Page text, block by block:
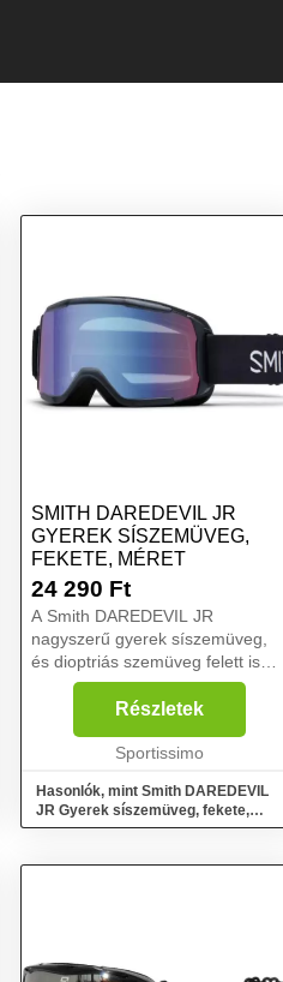
SMITH DAREDEVIL JR
GYEREK SÍSZEMÜVEG,
FEKETE, MÉRET
24 290 Ft
A Smith DAREDEVIL JR
nagyszerű gyerek síszemüveg,
és dioptriás szemüveg felett is
viselhető. Tágas belső térrel
rendelkezik, habszivacs oldala
pedig csökkenti a dioptriás
szemüvegre nehezedő nyomást.
Részletek
Sportissimo
Hasonlók, mint Smith DAREDEVIL
JR Gyerek síszemüveg, fekete,
méret